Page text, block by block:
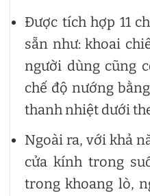
Được tích hợp 11
sẵn như: khoai
người dùng cũng
chế độ nướng
thanh nhiệt dưới
Ngoài ra, với khả
cửa kính trong
trong khoang lò,